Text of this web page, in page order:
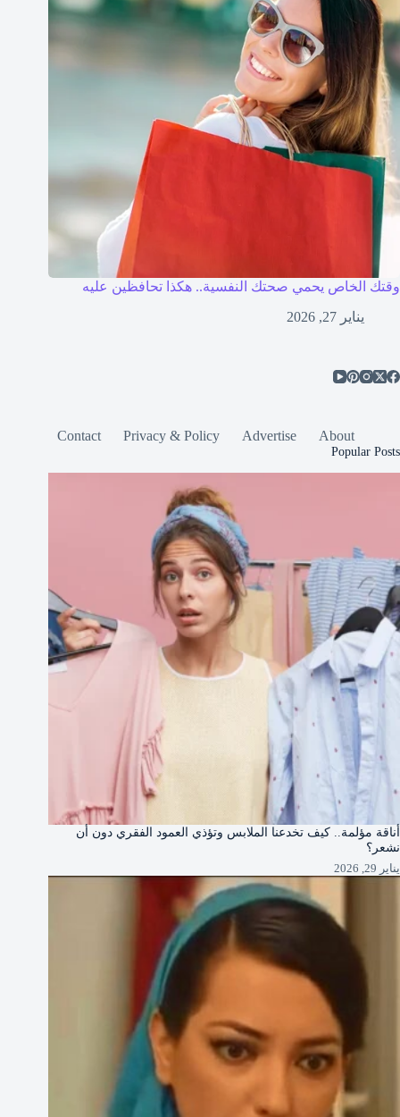
وقتك الخاص يحمي صحتك النفسية.. هكذا تحافظين عليه
يناير 27, 2026
About
Advertise
Privacy & Policy
Contact
Popular Posts
أناقة مؤلمة.. كيف تخدعنا الملابس وتؤذي العمود الفقري دون أن
نشعر؟
يناير 29, 2026